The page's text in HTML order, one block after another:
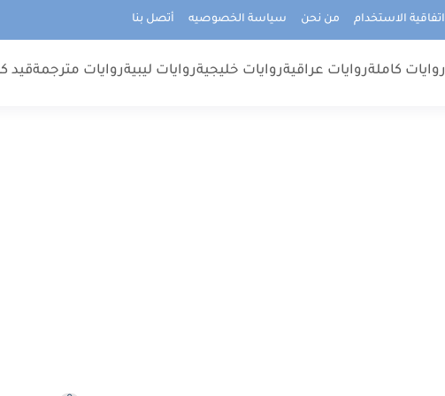
اتفاقية الاستخدام من نحن سياسة الخصوصيه أتصل بنا
روايات كاملةروايات عراقيةروايات خليجيةروايات ليبيةروايات مترجمةقيد